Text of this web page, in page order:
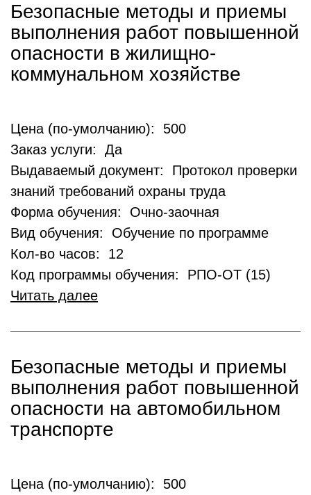
Безопасные методы и приемы
выполнения работ повышенной
опасности в жилищно-
коммунальном хозяйстве
Цена (по-умолчанию): 500
Заказ услуги: Да
Выдаваемый документ: Протокол проверки
знаний требований охраны труда
Форма обучения: Очно-заочная
Вид обучения: Обучение по программе
Кол-во часов: 12
Код программы обучения: РПО-ОТ (15)
Читать далее
Безопасные методы и приемы
выполнения работ повышенной
опасности на автомобильном
транспорте
Цена (по-умолчанию): 500